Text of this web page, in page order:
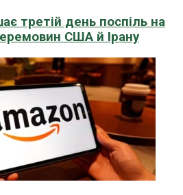
третій день поспіль на
США й Ірану